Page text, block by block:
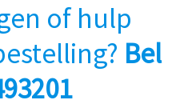
of hulp
Bel